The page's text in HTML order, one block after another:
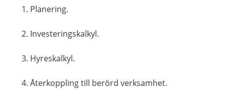
Planering.
Investeringskalkyl.
Hyreskalkyl.
Återkoppling till berörd verksamhet.